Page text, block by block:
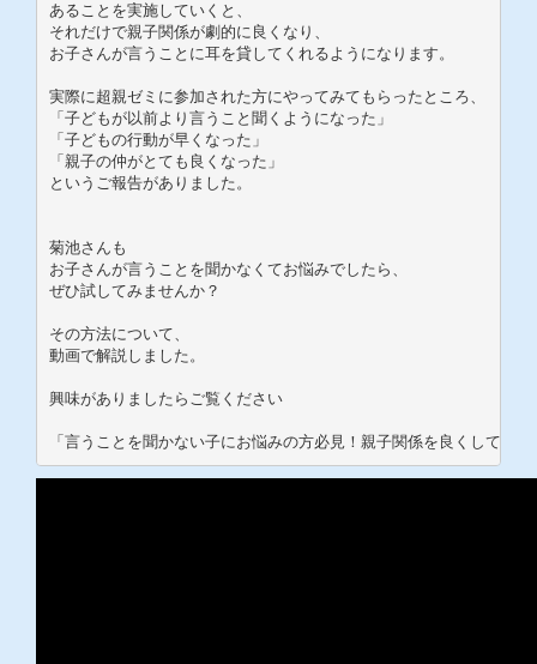
あることを実施していくと、
それだけで親子関係が劇的に良くなり、
お子さんが言うことに耳を貸してくれるようになります。
実際に超親ゼミに参加された方にやってみてもらったところ、
「子どもが以前より言うこと聞くようになった」
「子どもの行動が早くなった」
「親子の仲がとても良くなった」
というご報告がありました。
菊池さんも
お子さんが言うことを聞かなくてお悩みでしたら、
ぜひ試してみませんか？
その方法について、
動画で解説しました。
興味がありましたらご覧ください